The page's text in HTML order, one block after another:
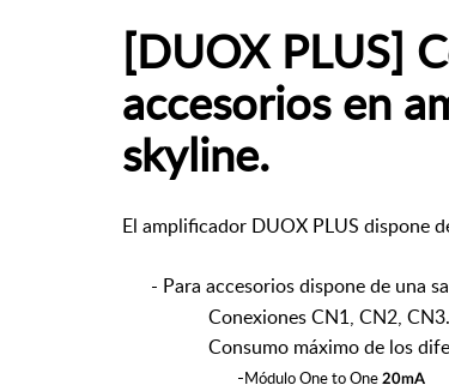
[DUOX PLUS]
accesorios en
skyline.
El amplificador DUOX PLUS dispone
- Para accesorios dispone de una
Conexiones CN1, CN2, CN3. La
Consumo máximo de los
-Módulo One to One 20mA